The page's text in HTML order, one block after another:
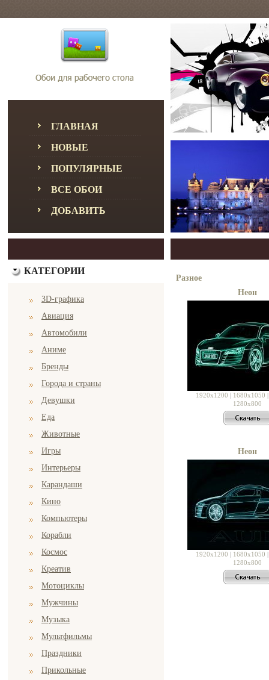
ГЛАВНАЯ
НОВЫЕ
ПОПУЛЯРНЫЕ
ВСЕ ОБОИ
ДОБАВИТЬ
КАТЕГОРИИ
3D-графика
Авиация
Автомобили
Аниме
Бренды
Города и страны
Девушки
Еда
Животные
Игры
Интерьеры
Карандаши
Кино
Компьютеры
Корабли
Космос
Креатив
Мотоциклы
Мужчины
Музыка
Мультфильмы
Праздники
Прикольные
Разное
Неон
1920x1200 | 1680x1050
1280x800
Неон
1920x1200 | 1680x1050
1280x800